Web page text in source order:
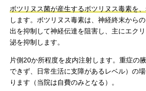
ボツリヌス菌が産生するボツリヌス毒素を
します。ボツリヌス毒素は、神経終末から
出を抑制して神経伝達を阻害し、主にエク
泌を抑制します。
片側20か所程度を皮内注射します。重症の
できず、日常生活に支障があるレベル）の
ります（当院は自費のみとなる）。